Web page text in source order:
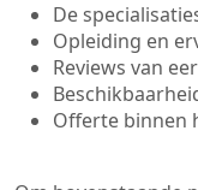
De
Opleiding en
Reviews van
Offerte binnen